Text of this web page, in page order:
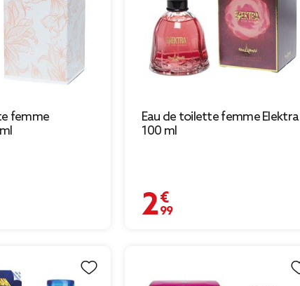
femme
Eau de toilette femme Elektra
100 ml
2,99 €